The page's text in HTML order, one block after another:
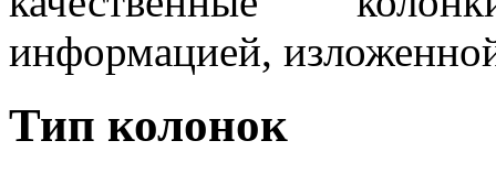
информацией,
Тип колонок